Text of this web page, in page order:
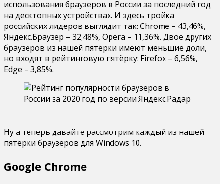
использования браузеров в России за последний год
на десктопных устройствах. И здесь тройка
российских лидеров выглядит так: Chrome – 43,46%,
Яндекс.Браузер – 32,48%, Opera – 11,36%. Двое других
браузеров из нашей пятёрки имеют меньшие доли,
но входят в рейтинговую пятёрку: Firefox – 6,56%,
Edge – 3,85%.
Ну а теперь давайте рассмотрим каждый из нашей
пятёрки браузеров для Windows 10.
Google Chrome